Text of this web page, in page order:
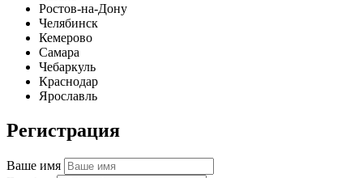
Ростов-на-Дону
Челябинск
Кемерово
Самара
Чебаркуль
Краснодар
Ярославль
Регистрация
Ваше имя